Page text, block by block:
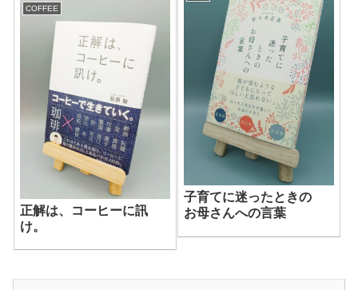
子育てに迷ったときの
お母さんへの言葉
COFFEE
正解は、コーヒーに訊
け。